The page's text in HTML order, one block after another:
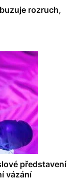
rozruch,
představení
vázání